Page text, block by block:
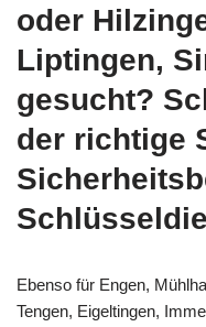
oder
Liptingen,
gesucht?
der richtige
Ebenso für Engen,
Tengen, Eigeltingen,